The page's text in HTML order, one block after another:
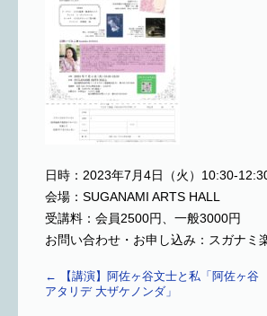
日時：2023年7月4日（火）10:30-
会場：SUGANAMI ARTS HALL
受講料：会員2500円、一般3000円
お問い合わせ・お申し込み：スガナ
←
【講演】阿佐ヶ谷文士と私「阿佐ヶ谷
アタリデ 大ザケノンダ」